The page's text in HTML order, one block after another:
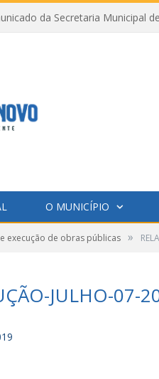
da Secretaria Municipal
O MUNICÍPIO
execução de obras públicas »
JULHO-07-